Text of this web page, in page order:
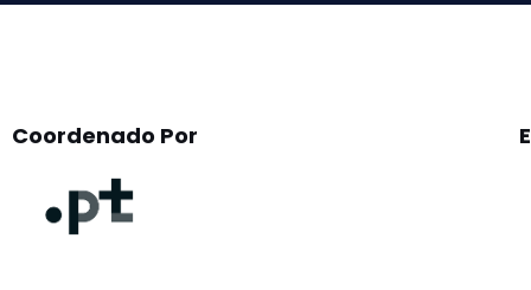
Coordenado Por